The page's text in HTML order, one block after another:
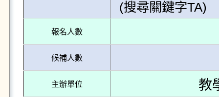
報名人數
候補人數
主辦單位 教